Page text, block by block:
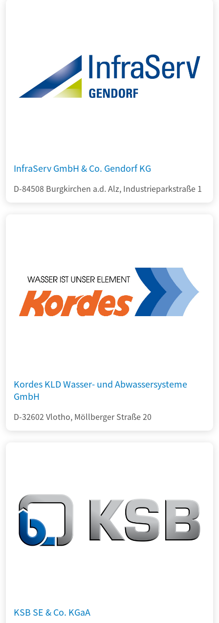
InfraServ GmbH & Co. Gendorf KG
D-84508 Burgkirchen a.d. Alz, Industrieparkstraße 1
Kordes KLD Wasser- und Abwassersysteme
GmbH
D-32602 Vlotho, Möllberger Straße 20
KSB SE & Co. KGaA